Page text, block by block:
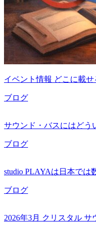
イベント情報 どこに載せ
ブログ
サウンド・バスにはどう
ブログ
studio PLAYAは日本では
ブログ
2026年3月 クリスタル